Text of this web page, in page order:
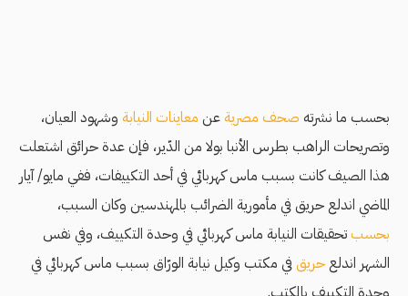
بحسب ما نشرته صحف مصرية عن معاينات النيابة وشهود العيان،
وتصريحات الراهب بطرس اﻷنبا بولا من الدّير، فإن عدة حرائق اشتعلت
هذا الصيف كانت بسبب ماس كهربائي في أحد التكييفات، ففي مايو/ آيار
الماضي اندلع حريق في مأمورية الضرائب بالمهندسين وكان السبب،
بحسبتحقيقات النيابة ماس كهربائي في وحدة التكييف، وفي نفس
الشهر اندلعحريقفي مكتب وكيل نيابة الورّاق بسبب ماس كهربائي في